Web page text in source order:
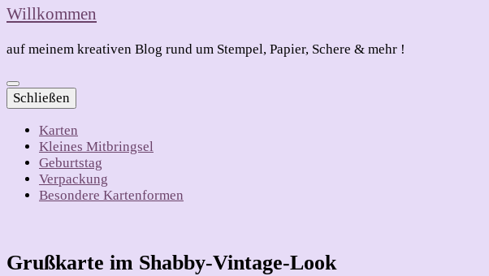
Willkommen
auf meinem kreativen Blog rund um Stempel, Papier, Schere & mehr !
Schließen
Karten
Kleines Mitbringsel
Geburtstag
Verpackung
Besondere Kartenformen
Grußkarte im Shabby-Vintage-Look